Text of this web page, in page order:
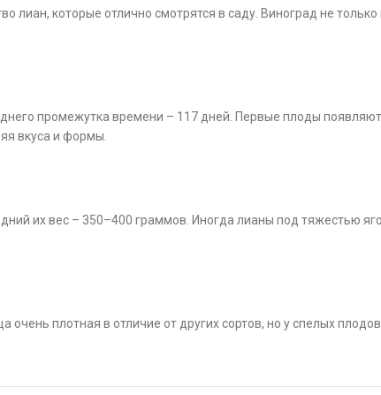
лиан, которые отлично смотрятся в саду. Виноград не
промежутка времени – 117 дней. Первые плоды
вкуса и формы.
их вес – 350–400 граммов. Иногда лианы под тяжестью
плотная в отличие от других сортов, но у спелых